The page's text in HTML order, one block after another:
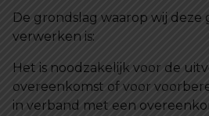
De grondslag waarop wij deze
verwerken is:
Het is noodzakelijk voor de
overeenkomst of voor
in verband met een